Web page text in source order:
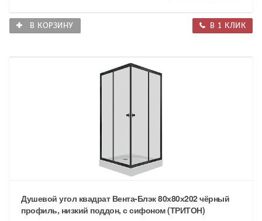
В КОРЗИНУ В 1 КЛИК
Душевой угол квадрат Вента-Блэк 80х80х202 чёрный
профиль, низкий поддон, с сифоном (ТРИТОН)